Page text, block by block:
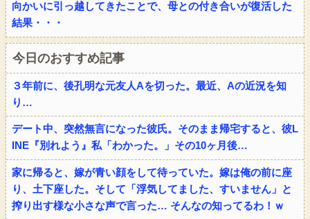
向かいに引っ越してきたことで、母との付き合いが復活した
結果・・・
今日のおすすめ記事
３年前に、後孔明な元友人Aを切った。最近、Aの近況を知
り…
デート中、突然無言になった彼氏。そのまま帰宅すると、彼L
INE『別れよう』私「わかった。」その10ヶ月後…
家に帰ると、嫁が青い顔をして待っていた。嫁は俺の前に座
り、土下座した。そして「浮気してました、すいません」と
搾り出す様な小さな声で言った… そんなの知ってるわ！ｗ